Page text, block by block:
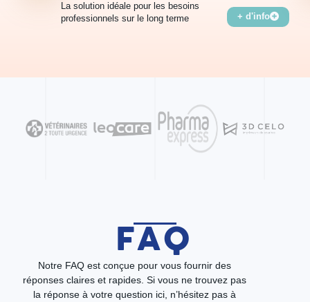
La solution idéale pour les besoins
professionnels sur le long terme
+ d'info
FAQ
Notre FAQ est conçue pour vous fournir des
réponses claires et rapides. Si vous ne trouvez pas
la réponse à votre question ici, n’hésitez pas à